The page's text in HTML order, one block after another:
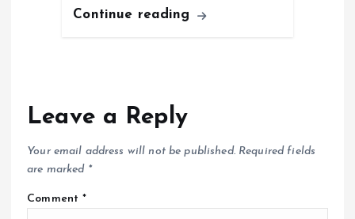
Continue reading
Leave a Reply
Your email address will not be published. Required fields
are marked *
Comment*